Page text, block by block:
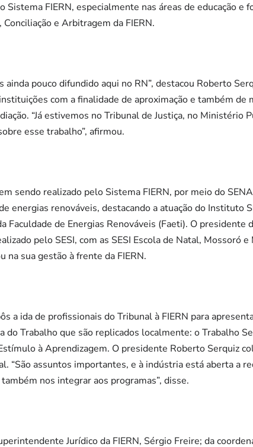
FIERN, especialmente nas áreas de educação e
e Arbitragem da FIERN.
pouco difundido aqui no RN”, destacou Roberto
com a finalidade de aproximação e também de
“Já estivemos no Tribunal de Justiça, no Ministério
esse trabalho”, afirmou.
sendo realizado pelo Sistema FIERN, por meio do
energias renováveis, destacando a atuação do Instituto
Faculdade de Energias Renováveis (Faeti). O presidente
pelo SESI, com as SESI Escola de Natal, Mossoró e
sua gestão à frente da FIERN.
a ida de profissionais do Tribunal à FIERN para
do Trabalho que são replicados localmente: o Trabalho
à Aprendizagem. O presidente Roberto Serquiz
“São assuntos importantes, e à indústria está aberta a
nos integrar aos programas”, disse.
Jurídico da FIERN, Sérgio Freire; da